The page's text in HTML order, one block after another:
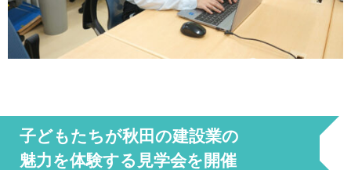
子どもたちが秋田の建設業の
魅力を体験する見学会を開催